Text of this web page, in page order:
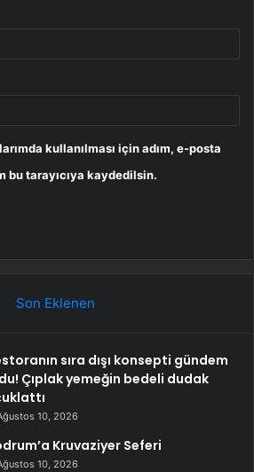
kullanılması için adım, e-posta
bu tarayıcıya kaydedilsin.
Son Eklenen
sıra dışı konsepti gündem
Çıplak yemeğin bedeli dudak
10, 2026
Kruvaziyer Seferi
10, 2026